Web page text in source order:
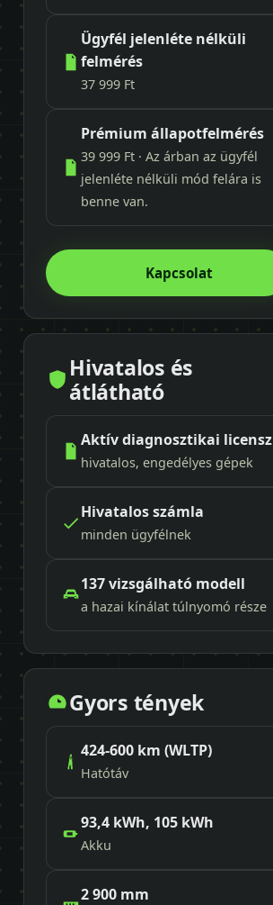
Ügyfél jelenléte nélküli
felmérés
37 999 Ft
Prémium állapotfelmérés
39 999 Ft · Az árban az ügyfél
jelenléte nélküli mód felára is
benne van.
Kapcsolat
Hivatalos és
átlátható
Aktív diagnosztikai licensz
hivatalos, engedélyes gépek
Hivatalos számla
minden ügyfélnek
137 vizsgálható modell
a hazai kínálat túlnyomó része
Gyors tények
424-600 km (WLTP)
Hatótáv
93,4 kWh, 105 kWh
Akku
2 900 mm